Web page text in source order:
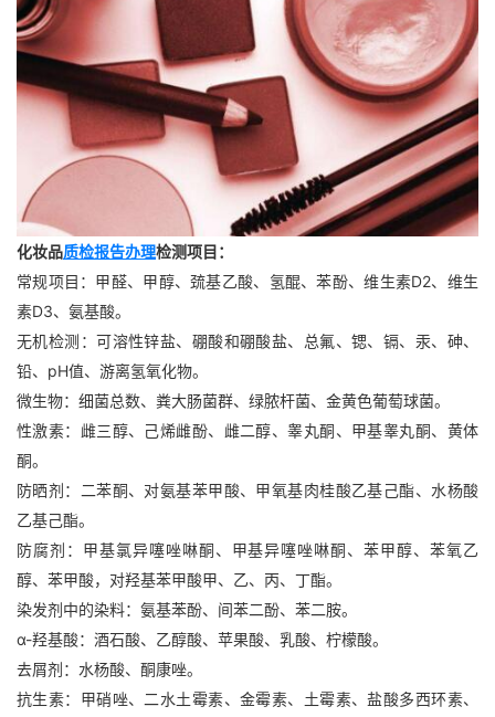
化妆品质检报告办理检测项目：
常规项目：甲醛、甲醇、巯基乙酸、氢醌、苯酚、维生素D2、维生
素D3、氨基酸。
无机检测：可溶性锌盐、硼酸和硼酸盐、总氟、锶、镉、汞、砷、
铅、pH值、游离氢氧化物。
微生物：细菌总数、粪大肠菌群、绿脓杆菌、金黄色葡萄球菌。
性激素：雌三醇、己烯雌酚、雌二醇、睾丸酮、甲基睾丸酮、黄体
酮。
防晒剂：二苯酮、对氨基苯甲酸、甲氧基肉桂酸乙基己酯、水杨酸
乙基己酯。
防腐剂：甲基氯异噻唑啉酮、甲基异噻唑啉酮、苯甲醇、苯氧乙
醇、苯甲酸，对羟基苯甲酸甲、乙、丙、丁酯。
染发剂中的染料：氨基苯酚、间苯二酚、苯二胺。
α-羟基酸：酒石酸、乙醇酸、苹果酸、乳酸、柠檬酸。
去屑剂：水杨酸、酮康唑。
抗生素：甲硝唑、二水土霉素、金霉素、土霉素、盐酸多西环素、